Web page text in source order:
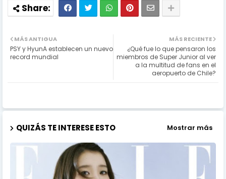
MÁS RECIENTE
¿Qué fue lo que pensaron los
miembros de Super Junior al ver
a la multitud de fans en el
aeropuerto de Chile?
MÁS ANTIGUA
PSY y HyunA establecen un nuevo
record mundial
QUIZÁS TE INTERESE ESTO Mostrar más